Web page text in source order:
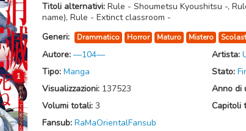
Titoli alternativi: Rule - Shoumetsu Kyoushitsu -,
name), Rule - Extinct classroom -
Generi:
Drammatico Horror Maturo Mistero
Autore: ―104― Artista:
Tipo: Manga Stato:
Visualizzazioni: 137523 Anno di
Volumi totali: 3 Capitoli
Fansub: RaMaOrientalFansub